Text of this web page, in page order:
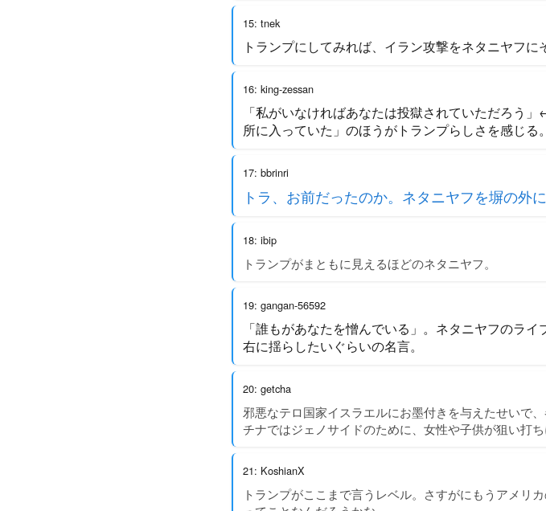
15: tnek
トランプにしてみれば、イラン攻撃をネタニヤフ
16: king-zessan
「私がいなければあなたは投獄されていただろう
所に入っていた」のほうがトランプらしさを感じる。
17: bbrinri
トラ、お前だったのか。ネタニヤフを塀の外
18: ibip
トランプがまともに見えるほどのネタニヤフ。
19: gangan-56592
「誰もがあなたを憎んでいる」。ネタニヤフのラ
右に揺らしたいぐらいの名言。
20: getcha
邪悪なテロ国家イスラエルにお墨付きを与えたせいで
チナではジェノサイドのために、女性や子供が狙い打
21: KoshianX
トランプがここまで言うレベル。さすがにもうアメリ